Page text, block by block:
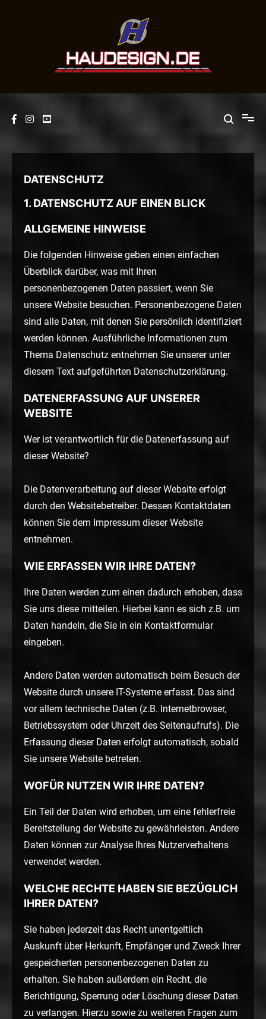
Europameister? – HAU DESIGN
DATENSCHUTZ
1. DATENSCHUTZ AUF EINEN BLICK
ALLGEMEINE HINWEISE
Die folgenden Hinweise geben einen einfachen
Überblick darüber, was mit Ihren
personenbezogenen Daten passiert, wenn Sie
unsere Website besuchen. Personenbezogene Daten
sind alle Daten, mit denen Sie persönlich identifiziert
werden können. Ausführliche Informationen zum
Thema Datenschutz entnehmen Sie unserer unter
diesem Text aufgeführten Datenschutzerklärung.
DATENERFASSUNG AUF UNSERER
WEBSITE
Wer ist verantwortlich für die Datenerfassung auf
dieser Website?
Die Datenverarbeitung auf dieser Website erfolgt
durch den Websitebetreiber. Dessen Kontaktdaten
können Sie dem Impressum dieser Website
entnehmen.
WIE ERFASSEN WIR IHRE DATEN?
Ihre Daten werden zum einen dadurch erhoben, dass
Sie uns diese mitteilen. Hierbei kann es sich z.B. um
Daten handeln, die Sie in ein Kontaktformular
eingeben.
Andere Daten werden automatisch beim Besuch der
Website durch unsere IT-Systeme erfasst. Das sind
vor allem technische Daten (z.B. Internetbrowser,
Betriebssystem oder Uhrzeit des Seitenaufrufs). Die
Erfassung dieser Daten erfolgt automatisch, sobald
Sie unsere Website betreten.
WOFÜR NUTZEN WIR IHRE DATEN?
Ein Teil der Daten wird erhoben, um eine fehlerfreie
Bereitstellung der Website zu gewährleisten. Andere
Daten können zur Analyse Ihres Nutzerverhaltens
verwendet werden.
WELCHE RECHTE HABEN SIE BEZÜGLICH
IHRER DATEN?
Sie haben jederzeit das Recht unentgeltlich
Auskunft über Herkunft, Empfänger und Zweck Ihrer
gespeicherten personenbezogenen Daten zu
erhalten. Sie haben außerdem ein Recht, die
Berichtigung, Sperrung oder Löschung dieser Daten
zu verlangen. Hierzu sowie zu weiteren Fragen zum